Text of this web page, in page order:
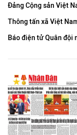
Đảng Cộng sản Việt
Thông tấn xã Việt
Báo điện tử Quân đội